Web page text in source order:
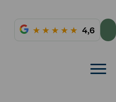
★ ★ ★ ★ ★ 4,6